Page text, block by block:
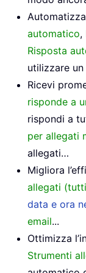
automatico,
Risposta
utilizzare un
Ricevi
risponde a
rispondi a
per allegati
allegati…
Migliora
allegati
data e ora
email...
Ottimizza
Strumenti